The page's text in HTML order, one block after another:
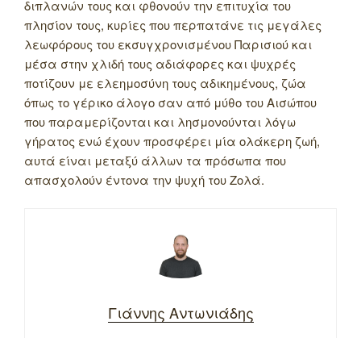
διπλανών τους και φθονούν την επιτυχία του
πλησίον τους, κυρίες που περπατάνε τις μεγάλες
λεωφόρους του εκσυγχρονισμένου Παρισιού και
μέσα στην χλιδή τους αδιάφορες και ψυχρές
ποτίζουν με ελεημοσύνη τους αδικημένους, ζώα
όπως το γέρικο άλογο σαν από μύθο του Αισώπου
που παραμερίζονται και λησμονούνται λόγω
γήρατος ενώ έχουν προσφέρει μία ολάκερη ζωή,
αυτά είναι μεταξύ άλλων τα πρόσωπα που
απασχολούν έντονα την ψυχή του Ζολά.
Γιάννης Αντωνιάδης